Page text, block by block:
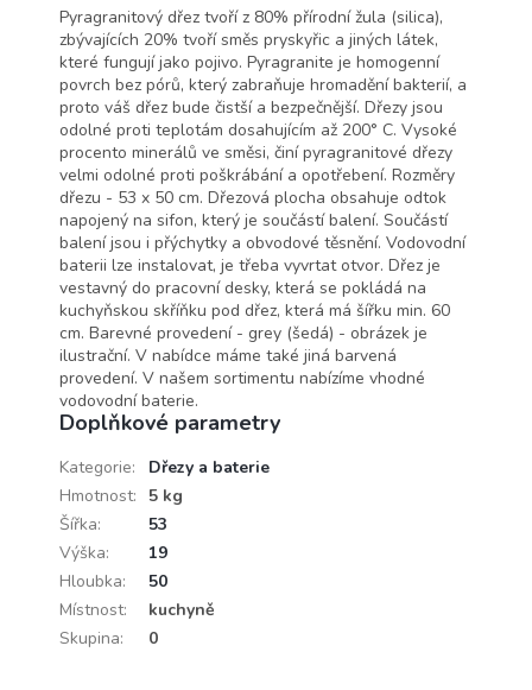
Pyragranitový dřez tvoří z 80% přírodní žula (silica),
zbývajících 20% tvoří směs pryskyřic a jiných látek,
které fungují jako pojivo. Pyragranite je homogenní
povrch bez pórů, který zabraňuje hromadění bakterií, a
proto váš dřez bude čistší a bezpečnější. Dřezy jsou
odolné proti teplotám dosahujícím až 200° C. Vysoké
procento minerálů ve směsi, činí pyragranitové dřezy
velmi odolné proti poškrábání a opotřebení. Rozměry
dřezu - 53 x 50 cm. Dřezová plocha obsahuje odtok
napojený na sifon, který je součástí balení. Součástí
balení jsou i přýchytky a obvodové těsnění. Vodovodní
baterii lze instalovat, je třeba vyvrtat otvor. Dřez je
vestavný do pracovní desky, která se pokládá na
kuchyňskou skříňku pod dřez, která má šířku min. 60
cm. Barevné provedení - grey (šedá) - obrázek je
ilustrační. V nabídce máme také jiná barvená
provedení. V našem sortimentu nabízíme vhodné
vodovodní baterie.
Doplňkové parametry
Kategorie:
Dřezy a baterie
Hmotnost:
5 kg
Šířka:
53
Výška:
19
Hloubka:
50
Místnost:
kuchyně
Skupina: 0